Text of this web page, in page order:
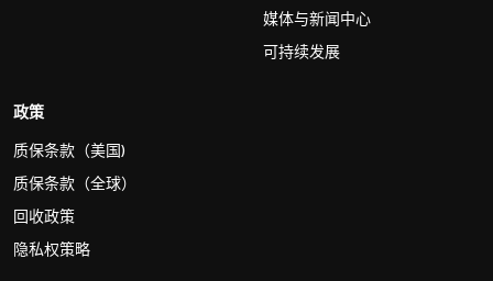
媒体与新闻中心
可持续发展
政策
质保条款（美国)
质保条款（全球）
回收政策
隐私权策略